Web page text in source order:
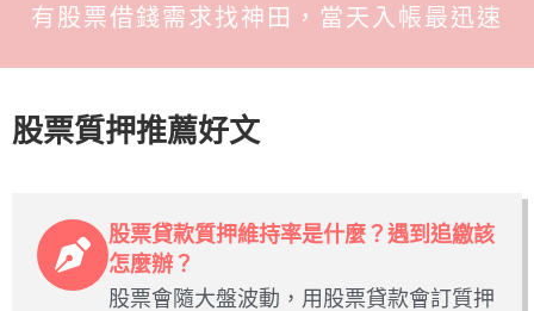
有股票借錢需求找神田，當天入帳最迅速
股票質押推薦好文
股票貸款質押維持率是什麼？遇到追繳該
怎麼辦？
股票會隨大盤波動，用股票貸款會訂質押